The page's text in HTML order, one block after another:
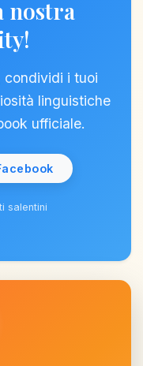
nostra
condividi i tuoi
linguistiche
ufficiale.
salentini